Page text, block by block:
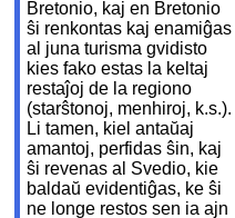
Bretonio, kaj en Bretonio
ŝi renkontas kaj enamiĝas
al juna turisma gvidisto
kies fako estas la keltaj
restaĵoj de la regiono
(starŝtonoj, menhiroj, k.s.).
Li tamen, kiel antaŭaj
amantoj, perfidas ŝin, kaj
ŝi revenas al Svedio, kie
baldaŭ evidentiĝas, ke ŝi
ne longe restos sen ia ajn